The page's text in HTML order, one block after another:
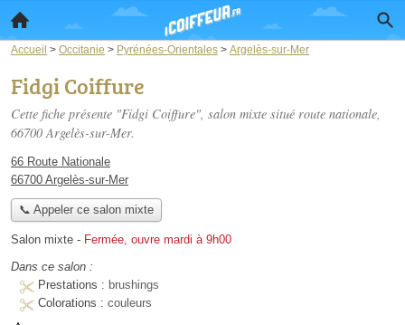
Accueil > Occitanie > Pyrénées-Orientales > Argelès-sur-Mer
Fidgi Coiffure
Cette fiche présente "Fidgi Coiffure", salon mixte situé route nationale,
66700 Argelès-sur-Mer.
66 Route Nationale
66700 Argelès-sur-Mer
📞 Appeler ce salon mixte
Salon mixte - Fermée, ouvre mardi à 9h00
Dans ce salon :
Prestations : brushings
Colorations : couleurs